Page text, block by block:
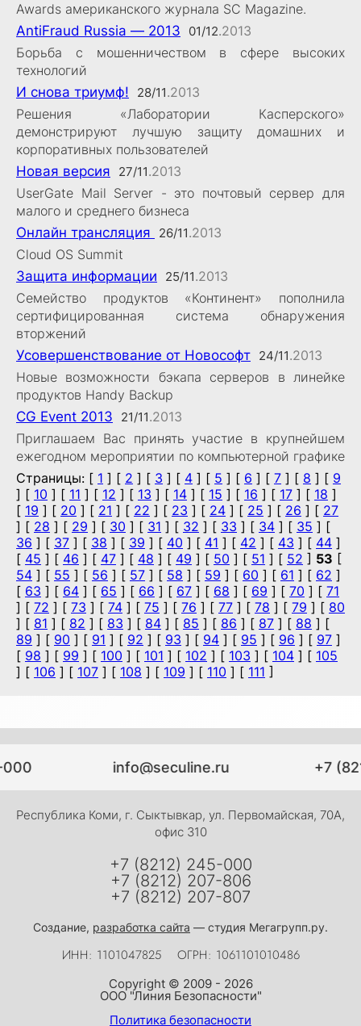
Awards американского журнала SC Magazine.
AntiFraud Russia — 2013
01/12.2013
Борьба с мошенничеством в сфере высоких
технологий
И снова триумф!
28/11.2013
Решения «Лаборатории Касперского»
демонстрируют лучшую защиту домашних и
корпоративных пользователей
Новая версия
27/11.2013
UserGate Mail Server - это почтовый сервер для
малого и среднего бизнеса
Онлайн трансляция
26/11.2013
Cloud OS Summit
Защита информации
25/11.2013
Семейство продуктов «Континент» пополнила
сертифицированная система обнаружения
вторжений
Усовершенствование от Новософт 24/11.2013
Новые возможности бэкапа серверов в линейке
продуктов Handy Backup
CG Event 2013
21/11.2013
Приглашаем Вас принять участие в крупнейшем
ежегодном мероприятии по компьютерной графике
Страницы: [ 1 ] [ 2 ] [ 3 ] [ 4 ] [ 5 ] [ 6 ] [ 7 ] [ 8 ] [ 9
] [ 10 ] [ 11 ] [ 12 ] [ 13 ] [ 14 ] [ 15 ] [ 16 ] [ 17 ] [ 18 ]
[ 19 ] [ 20 ] [ 21 ] [ 22 ] [ 23 ] [ 24 ] [ 25 ] [ 26 ] [ 27
] [ 28 ] [ 29 ] [ 30 ] [ 31 ] [ 32 ] [ 33 ] [ 34 ] [ 35 ] [
36 ] [ 37 ] [ 38 ] [ 39 ] [ 40 ] [ 41 ] [ 42 ] [ 43 ] [ 44 ]
[ 45 ] [ 46 ] [ 47 ] [ 48 ] [ 49 ] [ 50 ] [ 51 ] [ 52 ] 53 [
54 ] [ 55 ] [ 56 ] [ 57 ] [ 58 ] [ 59 ] [ 60 ] [ 61 ] [ 62 ]
[ 63 ] [ 64 ] [ 65 ] [ 66 ] [ 67 ] [ 68 ] [ 69 ] [ 70 ] [ 71
] [ 72 ] [ 73 ] [ 74 ] [ 75 ] [ 76 ] [ 77 ] [ 78 ] [ 79 ] [ 80
] [ 81 ] [ 82 ] [ 83 ] [ 84 ] [ 85 ] [ 86 ] [ 87 ] [ 88 ] [
89 ] [ 90 ] [ 91 ] [ 92 ] [ 93 ] [ 94 ] [ 95 ] [ 96 ] [ 97 ]
[ 98 ] [ 99 ] [ 100 ] [ 101 ] [ 102 ] [ 103 ] [ 104 ] [ 105
] [ 106 ] [ 107 ] [ 108 ] [ 109 ] [ 110 ] [ 111 ]
info@seculine.ru +7
Республика Коми, г. Сыктывкар, ул. Первомайская, 70А,
офис 310
+7 (8212) 245-000
+7 (8212) 207-806
+7 (8212) 207-807
ИНН: 1101047825 ОГРН: 1061101010486
Copyright © 2009 - 2026
ООО "Линия Безопасности"
Политика безопасности
Создание, разработка сайта — студия Мегагрупп.ру.